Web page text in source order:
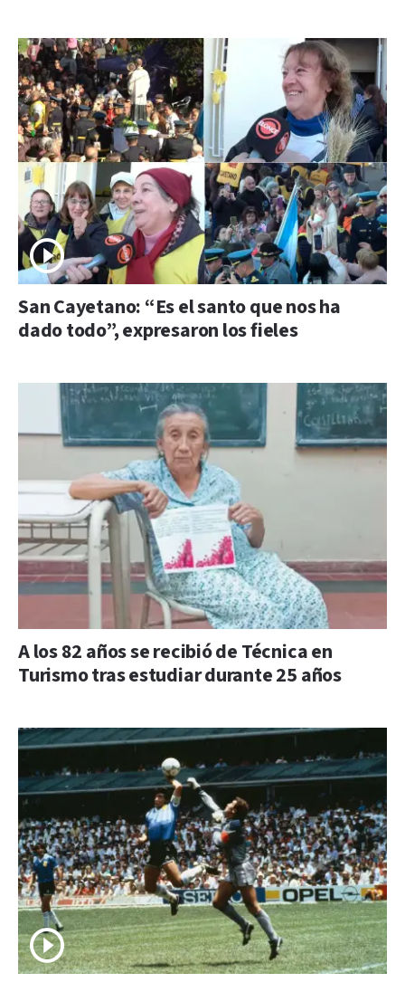
San Cayetano: “Es el santo que nos ha
dado todo”, expresaron los fieles
A los 82 años se recibió de Técnica en
Turismo tras estudiar durante 25 años